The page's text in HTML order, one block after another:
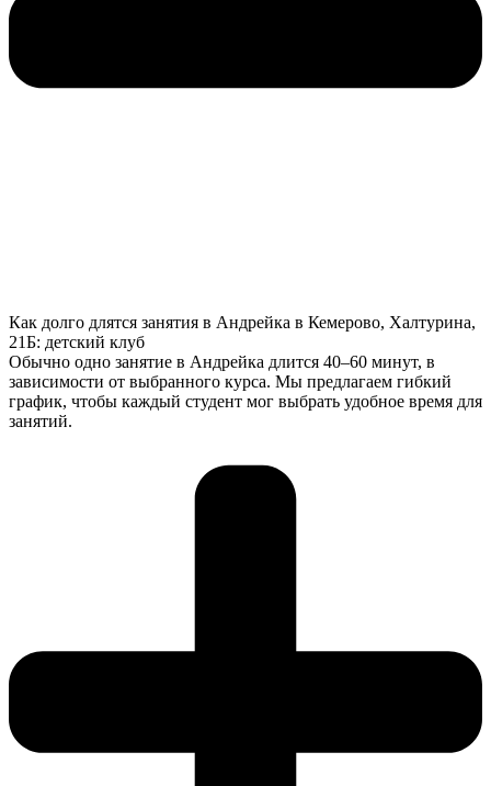
Как долго длятся занятия в Андрейка в Кемерово, Халтурина,
21Б: детский клуб
Обычно одно занятие в Андрейка длится 40–60 минут, в
зависимости от выбранного курса. Мы предлагаем гибкий
график, чтобы каждый студент мог выбрать удобное время для
занятий.